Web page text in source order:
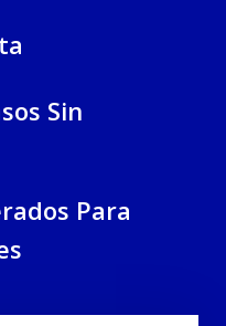
Sin
Para